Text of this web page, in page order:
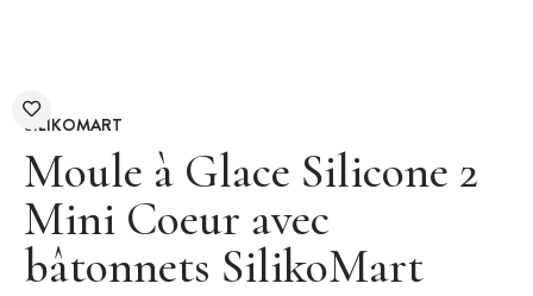
SILIKOMART
Moule à Glace Silicone 2
Mini Coeur avec
bâtonnets SilikoMart